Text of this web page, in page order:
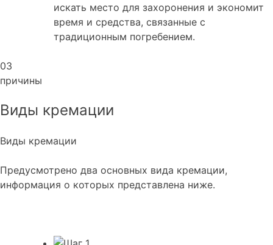
искать место для захоронения и экономит
время и средства, связанные с
традиционным погребением.
03
причины
Виды кремации
Виды кремации
Предусмотрено два основных вида кремации,
информация о которых представлена ниже.